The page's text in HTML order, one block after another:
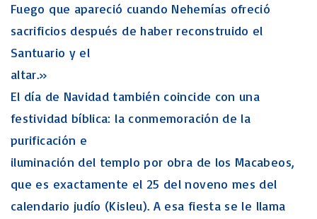
Fuego que apareció cuando Nehemías ofreció
sacrificios después de haber reconstruido el
Santuario y el
altar.»
El día de Navidad también coincide con una
festividad bíblica: la conmemoración de la
purificación e
iluminación del templo por obra de los Macabeos,
que es exactamente el 25 del noveno mes del
calendario judío (Kisleu). A esa fiesta se le llama